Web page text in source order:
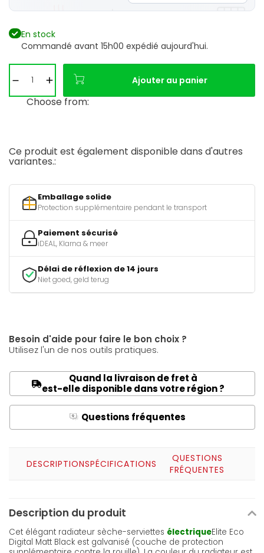
En stock
Commandé avant 15h00 expédié aujourd'hui.
Ajouter au panier
Choose from:
Ce produit est également disponible dans d'autres
variantes.:
Emballage solide
Protection supplémentaire pendant le transport
Paiement sécurisé
iDEAL, Klarna & meer
Délai de réflexion de 14 jours
Niet goed, geld terug
Besoin d'aide pour faire le bon choix ?
Utilisez l'un de nos outils pratiques.
Quand la livraison de fret à
est-elle disponible dans votre région ?
Q Questions fréquentes
DESCRIPTIONSPÉCIFICATIONS
QUESTIONS
FRÉQUENTES
Description du produit
Cet élégant radiateur sèche-serviettes électriqueElite Eco
Digital Matt Black est galvanisé (couche de protection